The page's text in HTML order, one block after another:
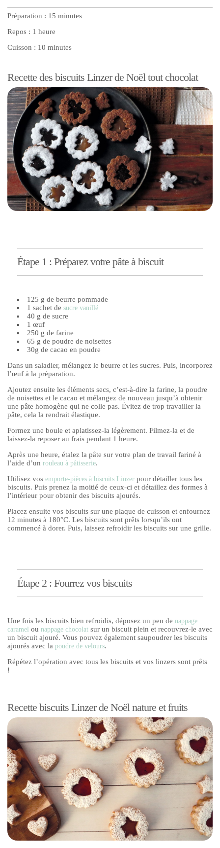
Préparation : 15 minutes
Repos : 1 heure
Cuisson : 10 minutes
Recette des biscuits Linzer de Noël tout chocolat
Étape 1 : Préparez votre pâte à biscuit
125 g de beurre pommade
1 sachet de sucre vanillé
40 g de sucre
1 œuf
250 g de farine
65 g de poudre de noisettes
30g de cacao en poudre
Dans un saladier, mélangez le beurre et les sucres. Puis, incorporez
l’œuf à la préparation.
Ajoutez ensuite les éléments secs, c’est-à-dire la farine, la poudre
de noisettes et le cacao et mélangez de nouveau jusqu’à obtenir
une pâte homogène qui ne colle pas. Évitez de trop travailler la
pâte, cela la rendrait élastique.
Formez une boule et aplatissez-la légèrement. Filmez-la et de
laissez-la reposer au frais pendant 1 heure.
Après une heure, étalez la pâte sur votre plan de travail fariné à
l’aide d’un rouleau à pâtisserie.
Utilisez vos emporte-pièces à biscuits Linzer pour détailler tous les
biscuits. Puis prenez la moitié de ceux-ci et détaillez des formes à
l’intérieur pour obtenir des biscuits ajourés.
Placez ensuite vos biscuits sur une plaque de cuisson et enfournez
12 minutes à 180°C. Les biscuits sont prêts lorsqu’ils ont
commencé à dorer. Puis, laissez refroidir les biscuits sur une grille.
Étape 2 : Fourrez vos biscuits
Une fois les biscuits bien refroidis, déposez un peu de nappage
caramel ou nappage chocolat sur un biscuit plein et recouvrez-le avec
un biscuit ajouré. Vous pouvez également saupoudrer les biscuits
ajourés avec la poudre de velours.
Répétez l’opération avec tous les biscuits et vos linzers sont prêts
!
Recette biscuits Linzer de Noël nature et fruits